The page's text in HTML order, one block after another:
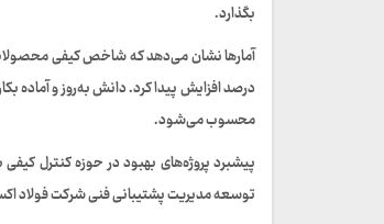
بگذارد.
محسوب می‌شود.
توسعه مدیریت پشتیبانی فنی شرکت فولاد